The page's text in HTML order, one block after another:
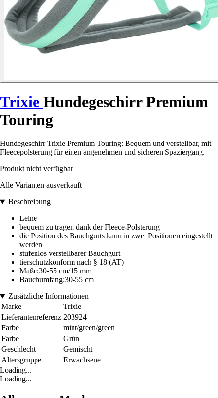
Trixie Hundegeschirr Premium
Touring
Hundegeschirr Trixie Premium Touring: Bequem und verstellbar, mit
Fleecepolsterung für einen angenehmen und sicheren Spaziergang.
Produkt nicht verfügbar
Alle Varianten ausverkauft
Beschreibung
Leine
bequem zu tragen dank der Fleece-Polsterung
die Position des Bauchgurts kann in zwei Positionen eingestellt
werden
stufenlos verstellbarer Bauchgurt
tierschutzkonform nach § 18 (AT)
Maße:30-55 cm/15 mm
Bauchumfang:30-55 cm
Zusätzliche Informationen
Marke
Trixie
Lieferantenreferenz 203924
Farbe
mint/green/green
Farbe
Grün
Geschlecht
Gemischt
Altersgruppe
Erwachsene
Loading...
Loading...